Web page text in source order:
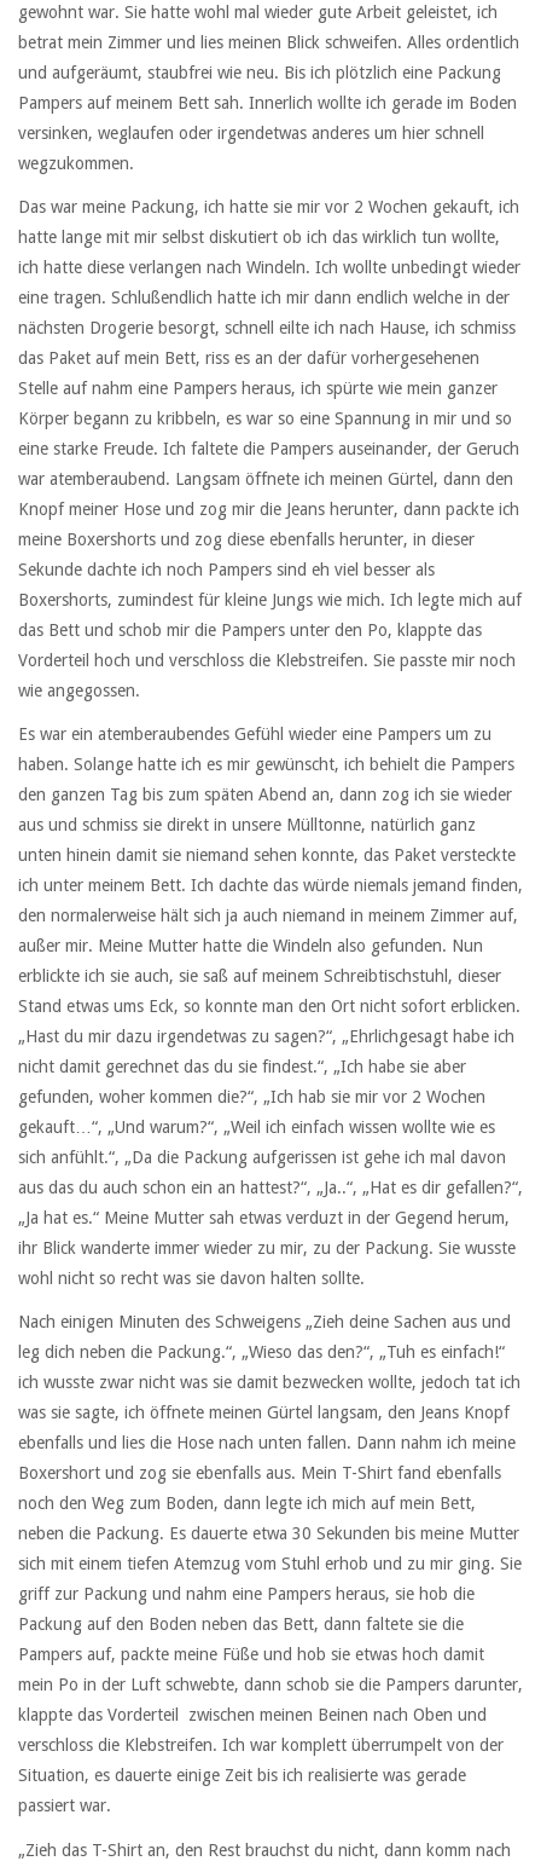
gewohnt war. Sie hatte wohl mal wieder gute Arbeit geleistet, ich
betrat mein Zimmer und lies meinen Blick schweifen. Alles ordentlich
und aufgeräumt, staubfrei wie neu. Bis ich plötzlich eine Packung
Pampers auf meinem Bett sah. Innerlich wollte ich gerade im Boden
versinken, weglaufen oder irgendetwas anderes um hier schnell
wegzukommen.
Das war meine Packung, ich hatte sie mir vor 2 Wochen gekauft, ich
hatte lange mit mir selbst diskutiert ob ich das wirklich tun wollte,
ich hatte diese verlangen nach Windeln. Ich wollte unbedingt wieder
eine tragen. Schlußendlich hatte ich mir dann endlich welche in der
nächsten Drogerie besorgt, schnell eilte ich nach Hause, ich schmiss
das Paket auf mein Bett, riss es an der dafür vorhergesehenen
Stelle auf nahm eine Pampers heraus, ich spürte wie mein ganzer
Körper begann zu kribbeln, es war so eine Spannung in mir und so
eine starke Freude. Ich faltete die Pampers auseinander, der Geruch
war atemberaubend. Langsam öffnete ich meinen Gürtel, dann den
Knopf meiner Hose und zog mir die Jeans herunter, dann packte ich
meine Boxershorts und zog diese ebenfalls herunter, in dieser
Sekunde dachte ich noch Pampers sind eh viel besser als
Boxershorts, zumindest für kleine Jungs wie mich. Ich legte mich auf
das Bett und schob mir die Pampers unter den Po, klappte das
Vorderteil hoch und verschloss die Klebstreifen. Sie passte mir noch
wie angegossen.
Es war ein atemberaubendes Gefühl wieder eine Pampers um zu
haben. Solange hatte ich es mir gewünscht, ich behielt die Pampers
den ganzen Tag bis zum späten Abend an, dann zog ich sie wieder
aus und schmiss sie direkt in unsere Mülltonne, natürlich ganz
unten hinein damit sie niemand sehen konnte, das Paket versteckte
ich unter meinem Bett. Ich dachte das würde niemals jemand finden,
den normalerweise hält sich ja auch niemand in meinem Zimmer auf,
außer mir. Meine Mutter hatte die Windeln also gefunden. Nun
erblickte ich sie auch, sie saß auf meinem Schreibtischstuhl, dieser
Stand etwas ums Eck, so konnte man den Ort nicht sofort erblicken.
„Hast du mir dazu irgendetwas zu sagen?“, „Ehrlichgesagt habe ich
nicht damit gerechnet das du sie findest.“, „Ich habe sie aber
gefunden, woher kommen die?“, „Ich hab sie mir vor 2 Wochen
gekauft…“, „Und warum?“, „Weil ich einfach wissen wollte wie es
sich anfühlt.“, „Da die Packung aufgerissen ist gehe ich mal davon
aus das du auch schon ein an hattest?“, „Ja..“, „Hat es dir gefallen?“,
„Ja hat es.“ Meine Mutter sah etwas verduzt in der Gegend herum,
ihr Blick wanderte immer wieder zu mir, zu der Packung. Sie wusste
wohl nicht so recht was sie davon halten sollte.
Nach einigen Minuten des Schweigens „Zieh deine Sachen aus und
leg dich neben die Packung.“, „Wieso das den?“, „Tuh es einfach!“
ich wusste zwar nicht was sie damit bezwecken wollte, jedoch tat ich
was sie sagte, ich öffnete meinen Gürtel langsam, den Jeans Knopf
ebenfalls und lies die Hose nach unten fallen. Dann nahm ich meine
Boxershort und zog sie ebenfalls aus. Mein T-Shirt fand ebenfalls
noch den Weg zum Boden, dann legte ich mich auf mein Bett,
neben die Packung. Es dauerte etwa 30 Sekunden bis meine Mutter
sich mit einem tiefen Atemzug vom Stuhl erhob und zu mir ging. Sie
griff zur Packung und nahm eine Pampers heraus, sie hob die
Packung auf den Boden neben das Bett, dann faltete sie die
Pampers auf, packte meine Füße und hob sie etwas hoch damit
mein Po in der Luft schwebte, dann schob sie die Pampers darunter,
klappte das Vorderteil zwischen meinen Beinen nach Oben und
verschloss die Klebstreifen. Ich war komplett überrumpelt von der
Situation, es dauerte einige Zeit bis ich realisierte was gerade
passiert war.
„Zieh das T-Shirt an, den Rest brauchst du nicht, dann komm nach